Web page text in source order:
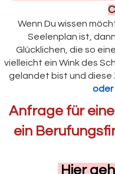
Wenn Du wissen
Seelenplan ist,
Glücklichen, die so
vielleicht ein Wink des
gelandet bist und diese
oder
Anfrage für
ein
Hier